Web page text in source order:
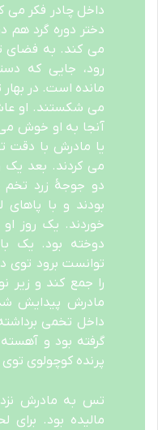
داخل چادر فکر می
دختر دوره گرد هم
می کند. به فضای
رود، جایی که
مانده است. در بهار
می شکستند. او
آنجا به او خوش
یا مادرش با دقت
می کردند. بعد یک
دو جوجۀ زرد
بودند و با پاهای
خوردند. یک روز
دوخته بود. یک
توانست برود
را جمع کند و زیر
مادرش پیدایش
داخل تخمی
گرفته بود و
پرنده کوچولوی
تس به مادرش
مالیده بود.